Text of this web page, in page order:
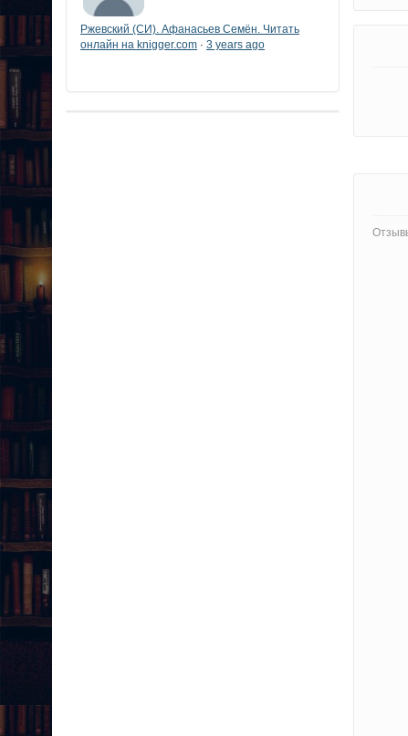
Ржевский (СИ). Афанасьев Семён. Читать
онлайн на knigger.com · 3 years ago